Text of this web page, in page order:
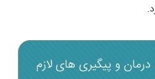
و پیگیری های لازم